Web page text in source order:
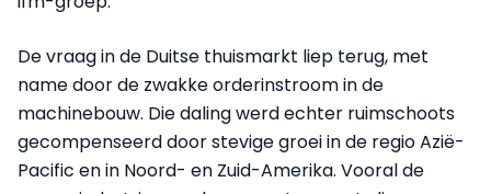
De vraag in de Duitse thuismarkt liep terug, met
name door de zwakke orderinstroom in de
machinebouw. Die daling werd echter ruimschoots
gecompenseerd door stevige groei in de regio Azië-
Pacific en in Noord- en Zuid-Amerika. Vooral de